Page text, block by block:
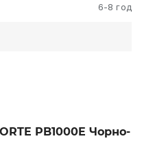
6-8 год
PB1000E Чорно-